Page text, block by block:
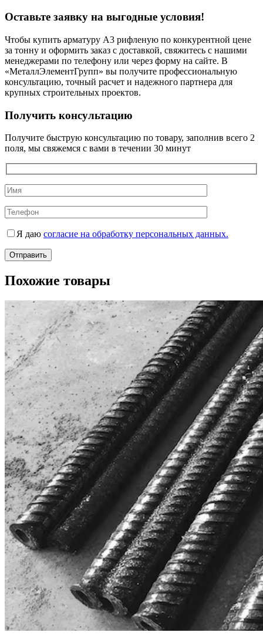
Оставьте заявку на выгодные условия!
Чтобы купить арматуру А3 рифленую по конкурентной цене
за тонну и оформить заказ с доставкой, свяжитесь с нашими
менеджерами по телефону или через форму на сайте. В
«МеталлЭлементГрупп» вы получите профессиональную
консультацию, точный расчет и надежного партнера для
крупных строительных проектов.
Получить консультацию
Получите быструю консультацию по товару, заполнив всего 2
поля, мы свяжемся с вами в течении 30 минут
Я даю согласие на обработку персональных данных.
Похожие товары